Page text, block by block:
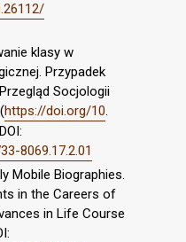
klasy w
Przypadek
Socjologii
https://doi.org/10.
8069.17.2.01
Mobile Biographies.
in the Careers of
in Life Course